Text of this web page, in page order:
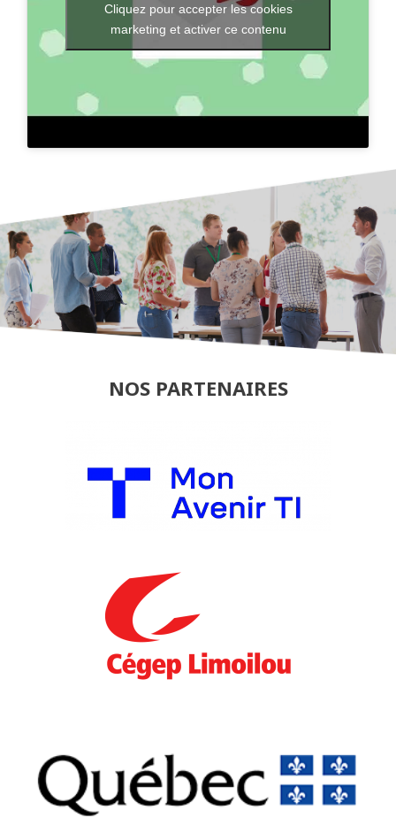
Cliquez pour accepter les cookies
marketing et activer ce contenu
NOS PARTENAIRES